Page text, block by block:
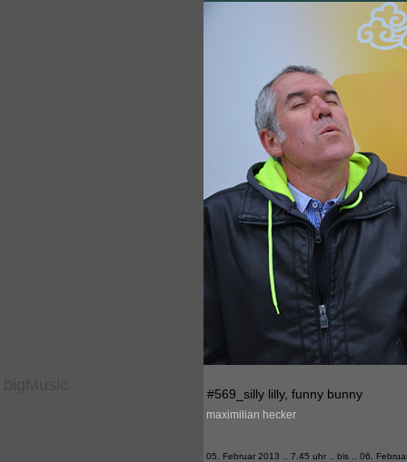
#569_silly lilly, funny bunny
maximilian hecker
05. Februar 2013 .. 7.45 uhr .. bis .. 06.